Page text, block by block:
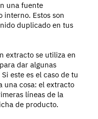
una fuente
Estos son
duplicado en tus
extracto se utiliza en
dar algunas
este es el caso de tu
una cosa: el extracto
líneas de la
de producto.